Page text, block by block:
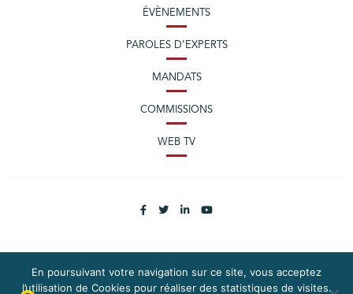
ÉVÈNEMENTS
PAROLES D’EXPERTS
MANDATS
COMMISSIONS
WEB TV
PLAN DU SITE MENTIONS LÉGALES
En poursuivant votre navigation sur ce site, vous acceptez
l’utilisation de Cookies pour réaliser des statistiques de visites.